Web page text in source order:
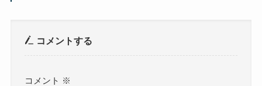
コメントする
コメント ※